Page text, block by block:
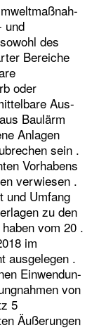
und
des
Bereiche
oder
Aus-
Baulärm
Anlagen
sein .
Vorhabens
verwiesen .
und Umfang
zu den
vom 20 .
im
ausgelegen .
Einwendun-
von
5
Äußerungen